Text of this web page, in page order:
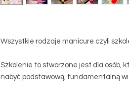
Wszystkie rodzaje manicure czyli
Szkolenie to stworzone jest dla osób,
nabyć podstawową, fundamentalną